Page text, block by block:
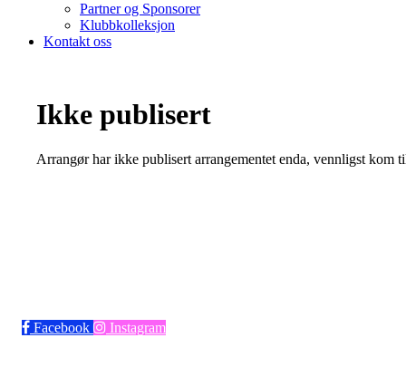
Partner og Sponsorer
Klubbkolleksjon
Kontakt oss
Ikke publisert
Arrangør har ikke publisert arrangementet enda, vennligst kom
Facebook Instagram